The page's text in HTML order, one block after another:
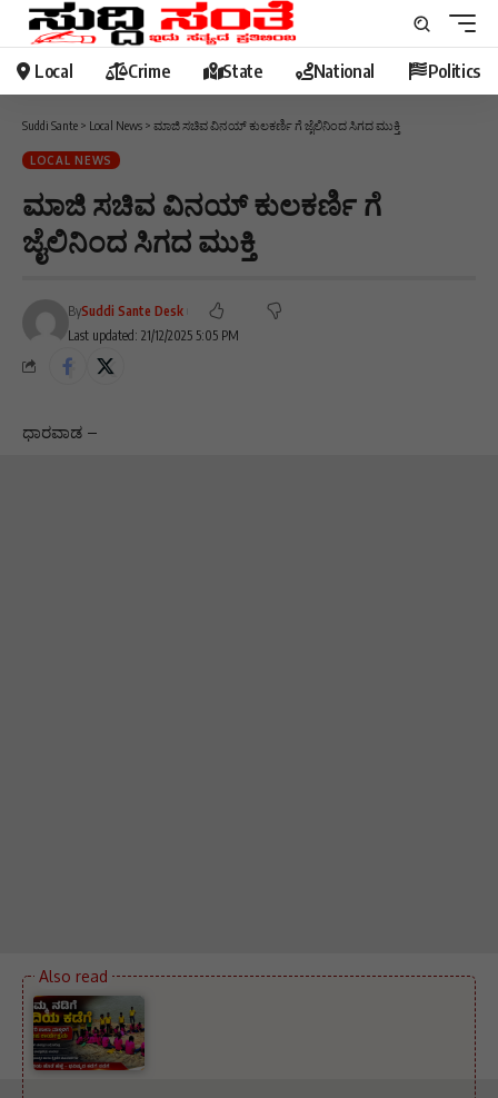
Local Crime State National Politics
Suddi Sante > Local News > ಮಾಜಿ ಸಚಿವ ವಿನಯ್ ಕುಲಕರ್ಣಿ ಗೆ ಜೈಲಿನಿಂದ ಸಿಗದ ಮುಕ್ತಿ
LOCAL NEWS
ಮಾಜಿ ಸಚಿವ ವಿನಯ್ ಕುಲಕರ್ಣಿ ಗೆ
ಜೈಲಿನಿಂದ ಸಿಗದ ಮುಕ್ತಿ
Last updated: 21/12/2025 5:05 PM
BySuddi Sante Desk
ಧಾರವಾಡ –